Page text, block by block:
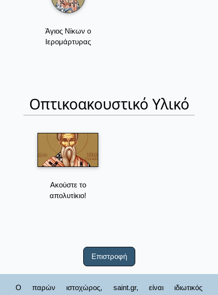
Άγιος Νίκων ο
Ιερομάρτυρας
Οπτικοακουστικό Υλικό
Ακούστε το
απολυτίκιο!
Επιστροφή
Ο παρών ιστοχώρος, saint.gr, είναι ιδιωτικός